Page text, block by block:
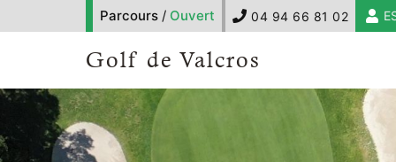
Parcours / Ouvert 04 94 66 81 02
Golf de Valcros